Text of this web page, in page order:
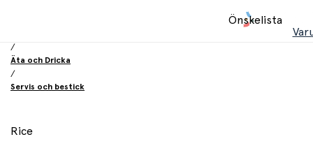
Önskelista
/
Äta och Dricka
/
Servis och bestick
Rice